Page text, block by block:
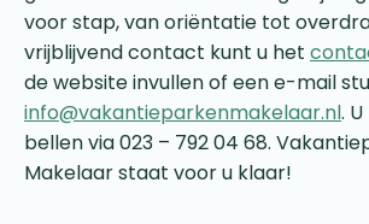
voor stap, van oriëntatie tot
vrijblijvend contact kunt u het
de website invullen of een e-mail
info@vakantieparkenmakelaar.nl.
bellen via 023 – 792 04 68.
Makelaar staat voor u klaar!